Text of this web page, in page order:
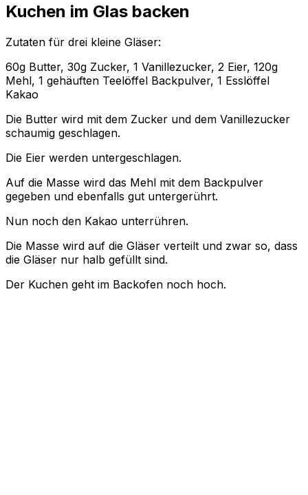
Kuchen im Glas backen
Zutaten für drei kleine Gläser:
60g Butter, 30g Zucker, 1 Vanillezucker, 2 Eier, 120g
Mehl, 1 gehäuften Teelöffel Backpulver, 1 Esslöffel
Kakao
Die Butter wird mit dem Zucker und dem Vanillezucker
schaumig geschlagen.
Die Eier werden untergeschlagen.
Auf die Masse wird das Mehl mit dem Backpulver
gegeben und ebenfalls gut untergerührt.
Nun noch den Kakao unterrühren.
Die Masse wird auf die Gläser verteilt und zwar so, dass
die Gläser nur halb gefüllt sind.
Der Kuchen geht im Backofen noch hoch.